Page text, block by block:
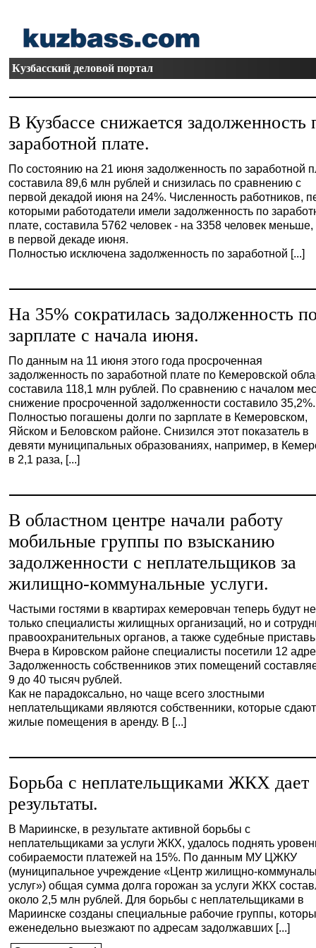
Кузбасский деловой портал
В Кузбассе снижается задолженность
заработной плате.
По состоянию на 21 июня задолженность по заработной
составила 89,6 млн рублей и снизилась по сравнению с
первой декадой июня на 24%. Численность работников,
которыми работодатели имели задолженность по
плате, составила 5762 человек - на 3358 человек
в первой декаде июня.
Полностью исключена задолженность по заработной [...]
На 35% сократилась задолженность
зарплате с начала июня.
По данным на 11 июня этого года просроченная
задолженность по заработной плате по Кемеровской
составила 118,1 млн рублей. По сравнению с началом
снижение просроченной задолженности составило 35,2%.
Полностью погашены долги по зарплате в Кемеровском,
Яйском и Беловском районе. Снизился этот показатель в
девяти муниципальных образованиях, например, в
в 2,1 раза, [...]
В областном центре начали работу
мобильные группы по взысканию
задолженности с неплательщиков за
жилищно-коммунальные услуги.
Частыми гостями в квартирах кемеровчан теперь будут не
только специалисты жилищных организаций, но и
правоохранительных органов, а также судебные
Вчера в Кировском районе специалисты посетили 12
Задолженность собственников этих помещений
9 до 40 тысяч рублей.
Как не парадоксально, но чаще всего злостными
неплательщиками являются собственники, которые сдают
жилые помещения в аренду. В [...]
Борьба с неплательщиками ЖКХ дает
результаты.
В Мариинске, в результате активной борьбы с
неплательщиками за услуги ЖКХ, удалось поднять
собираемости платежей на 15%. По данным МУ ЦЖКУ
(муниципальное учреждение «Центр жилищно-
услуг») общая сумма долга горожан за услуги ЖКХ
около 2,5 млн рублей. Для борьбы с неплательщиками в
Мариинске созданы специальные рабочие группы,
еженедельно выезжают по адресам задолжавших [...]